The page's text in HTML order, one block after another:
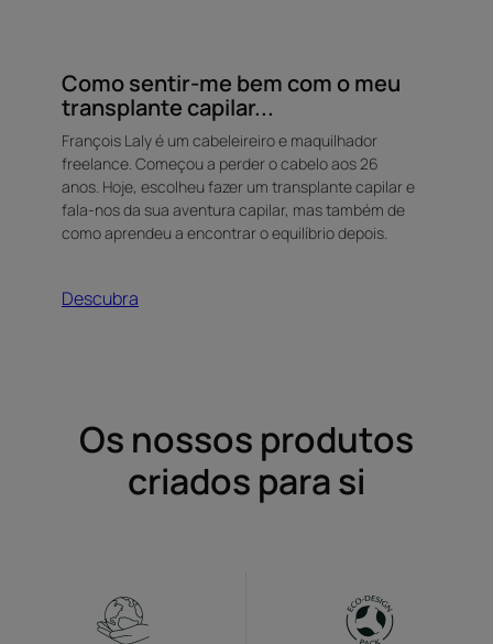
Como sentir-me bem com o meu
transplante capilar...
François Laly é um cabeleireiro e maquilhador
freelance. Começou a perder o cabelo aos 26
anos. Hoje, escolheu fazer um transplante capilar e
fala-nos da sua aventura capilar, mas também de
como aprendeu a encontrar o equilíbrio depois.
Descubra
Os nossos produtos
criados para si